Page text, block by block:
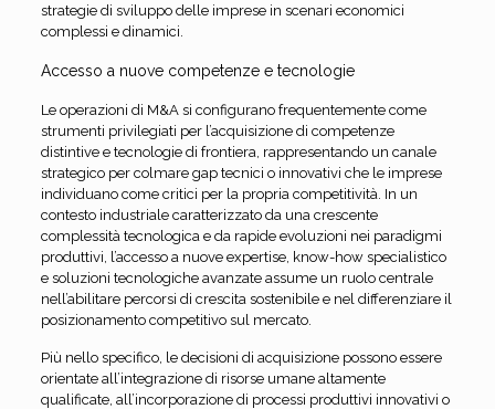
strategie di sviluppo delle imprese in scenari economici
complessi e dinamici.
Accesso a nuove competenze e tecnologie
Le operazioni di M&A si configurano frequentemente come
strumenti privilegiati per l’acquisizione di competenze
distintive e tecnologie di frontiera, rappresentando un canale
strategico per colmare gap tecnici o innovativi che le imprese
individuano come critici per la propria competitività. In un
contesto industriale caratterizzato da una crescente
complessità tecnologica e da rapide evoluzioni nei paradigmi
produttivi, l’accesso a nuove expertise, know-how specialistico
e soluzioni tecnologiche avanzate assume un ruolo centrale
nell’abilitare percorsi di crescita sostenibile e nel differenziare il
posizionamento competitivo sul mercato.
Più nello specifico, le decisioni di acquisizione possono essere
orientate all’integrazione di risorse umane altamente
qualificate, all’incorporazione di processi produttivi innovativi o